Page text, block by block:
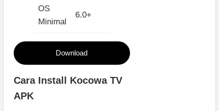
OS
Minimal
6.0+
Download
Cara Install Kocowa TV
APK